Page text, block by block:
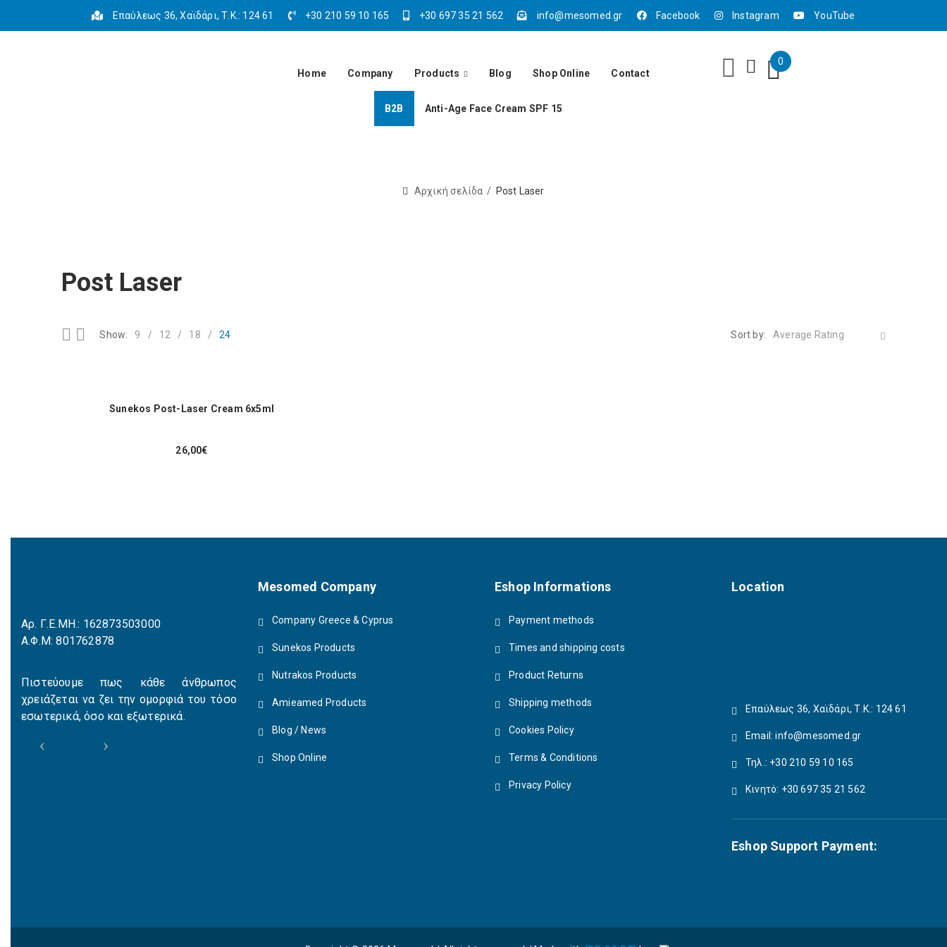
Επαύλεως 36, Χαϊδάρι, Τ.Κ.: 124 61 +30 210 59 10 165 +30 697 35 21 562 info@mesomed.gr Facebook Instagram YouTube
Home Company Products Blog Shop Online Contact
Β2Β Anti-Age Face Cream SPF 15
0
Αρχική σελίδα Post Laser
Post Laser
Show: 9 12 18 24 Sort by: Average Rating
Sunekos Post-Laser Cream 6x5ml
26,00€
Αρ. Γ.Ε.ΜΗ.: 162873503000
Α.Φ.Μ: 801762878
Πιστεύουμε πως κάθε άνθρωπος
χρειάζεται να ζει την ομορφιά του τόσο
εσωτερικά, όσο και εξωτερικά.
Mesomed Company
Company Greece & Cyprus
Sunekos Products
Nutrakos Products
Amieamed Products
Blog / News
Shop Online
Eshop Informations
Payment methods
Times and shipping costs
Product Returns
Shipping methods
Cookies Policy
Terms & Conditions
Privacy Policy
Location
Επαύλεως 36, Χαϊδάρι, Τ.Κ.: 124 61
Email:info@mesomed.gr
Τηλ.: +30 210 59 10 165
Κινητό: +30 697 35 21 562
Eshop Support Payment: